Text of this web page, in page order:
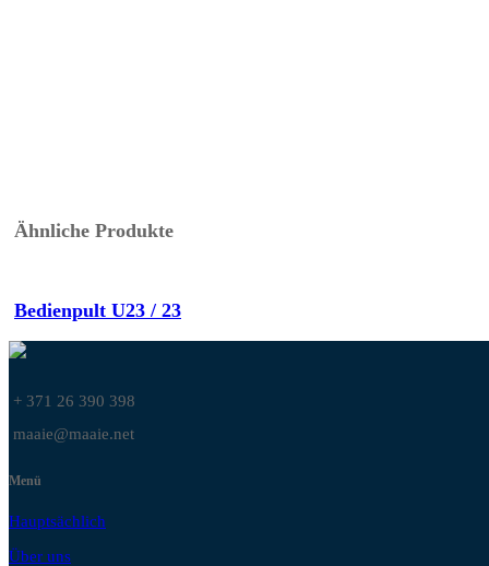
Ähnliche Produkte
Bedienpult U23 / 23
+ 371 26 390 398
maaie@maaie.net
Menü
Hauptsächlich
Über uns